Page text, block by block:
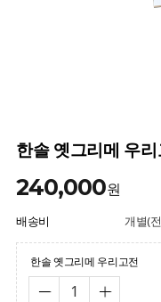
한솔 옛그리메 우리
240,000원
배송비 개별(
한솔 옛그리메 우리고전